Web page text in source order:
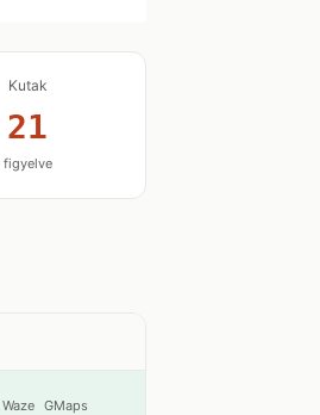
Kutak
21
figyelve
Waze GMaps